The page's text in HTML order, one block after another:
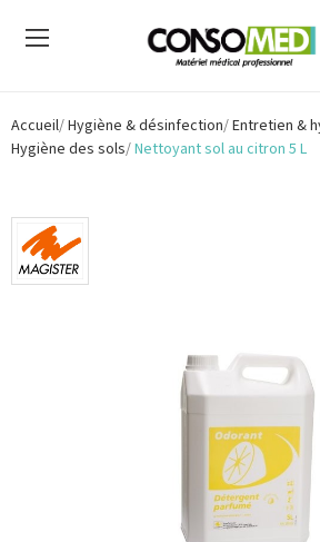
Accueil Hygiène & désinfection Entretien &
Hygiène des sols Nettoyant sol au citron 5 L